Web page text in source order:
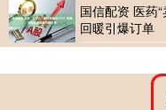
国信配资 医药
回暖引爆订单